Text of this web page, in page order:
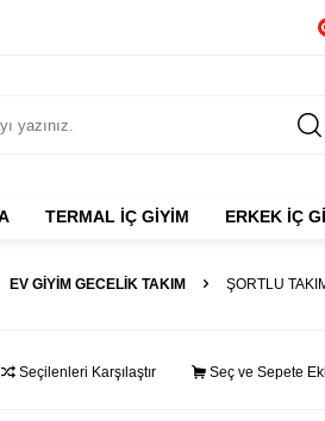
TERMAL İÇ GIYIM ERKEK İÇ
EV GIYIM GECELIK TAKIM ŞORTLU
Seçilenleri Karşılaştır Seç ve Sepete